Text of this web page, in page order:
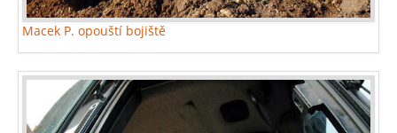
Macek P. opouští bojiště